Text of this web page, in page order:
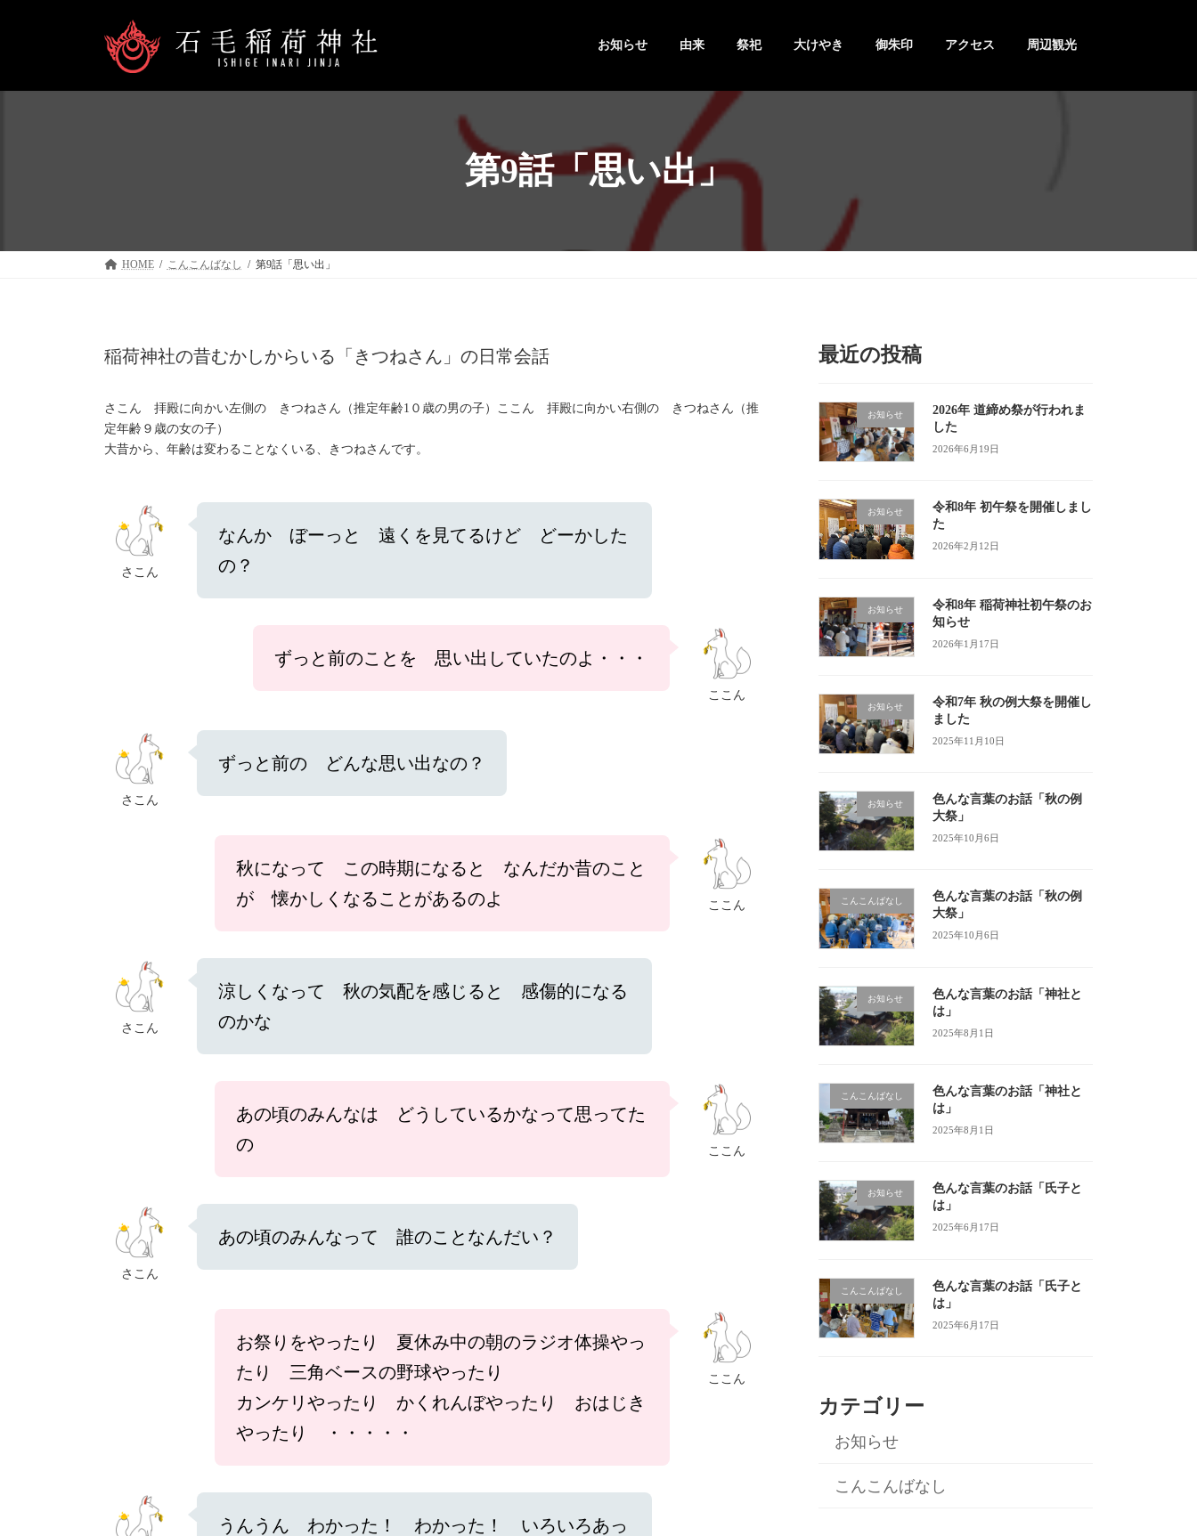
お知らせ 由来 祭祀 大けやき 御朱印 アクセス 周辺観光
第9話「思い出」
HOME こんこんばなし 第9話「思い出」
稲荷神社の昔むかしからいる「きつねさん」の日常会話
さこん 拝殿に向かい左側の きつねさん（推定年齢1０歳の男の子）ここん 拝殿に向かい右側の きつねさん（推
定年齢９歳の女の子）
大昔から、年齢は変わることなくいる、きつねさんです。
さこん
なんか ぼーっと 遠くを見てるけど どーかした
の？
ここん
ずっと前のことを 思い出していたのよ・・・
さこん
ずっと前の どんな思い出なの？
ここん
秋になって この時期になると なんだか昔のこと
が 懐かしくなることがあるのよ
さこん
涼しくなって 秋の気配を感じると 感傷的になる
のかな
ここん
あの頃のみんなは どうしているかなって思ってた
の
さこん
あの頃のみんなって 誰のことなんだい？
ここん
お祭りをやったり 夏休み中の朝のラジオ体操やっ
たり 三角ベースの野球やったり
カンケリやったり かくれんぼやったり おはじき
やったり ・・・・・
うんうん わかった！ わかった！ いろいろあっ
最近の投稿
お知らせ
2026年 道締め祭が行われま
した
2026年6月19日
お知らせ
令和8年 初午祭を開催しまし
た
2026年2月12日
お知らせ
令和8年 稲荷神社初午祭のお
知らせ
2026年1月17日
お知らせ
令和7年 秋の例大祭を開催し
ました
2025年11月10日
お知らせ
色んな言葉のお話「秋の例
大祭」
2025年10月6日
こんこんばなし
色んな言葉のお話「秋の例
大祭」
2025年10月6日
お知らせ
色んな言葉のお話「神社と
は」
2025年8月1日
こんこんばなし
色んな言葉のお話「神社と
は」
2025年8月1日
お知らせ
色んな言葉のお話「氏子と
は」
2025年6月17日
こんこんばなし
色んな言葉のお話「氏子と
は」
2025年6月17日
カテゴリー
お知らせ
こんこんばなし